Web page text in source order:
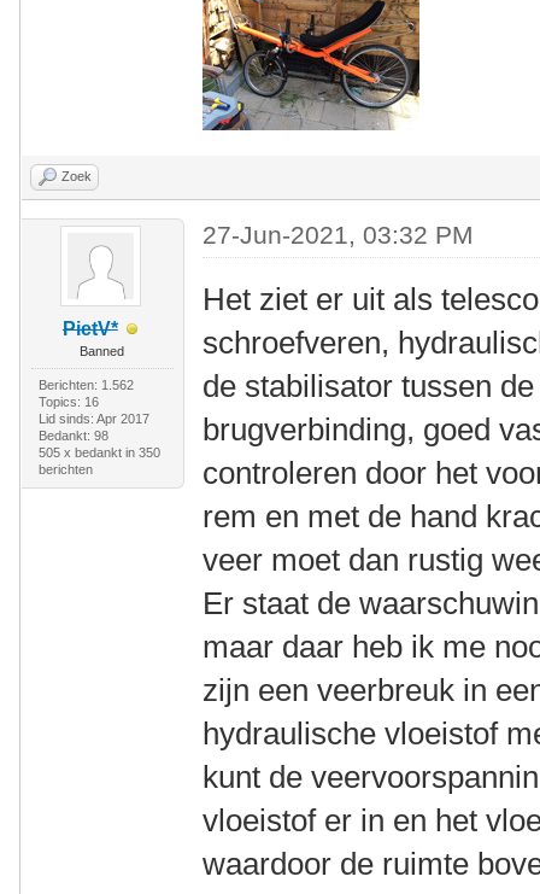
Zoek
PietV*
Banned
Berichten: 1.562
Topics: 16
Lid sinds: Apr 2017
Bedankt: 98
505 x bedankt in 350
berichten
27-Jun-2021, 03:32 PM
Het ziet er uit als
schroefveren,
de stabilisator tussen
brugverbinding, goed
controleren door het
rem en met de hand
veer moet dan rustig
Er staat de
maar daar heb ik me
zijn een veerbreuk in
hydraulische vloeistof
kunt de
vloeistof er in en het
waardoor de ruimte